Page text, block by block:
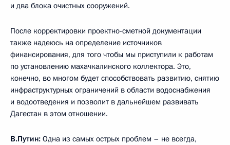
и два блока очистных сооружений.
После корректировки проектно-сметной документации
также надеюсь на определение источников
финансирования, для того чтобы мы приступили к работам
по установлению махачкалинского коллектора. Это,
конечно, во многом будет способствовать развитию, снятию
инфраструктурных ограничений в области водоснабжения
и водоотведения и позволит в дальнейшем развивать
Дагестан в этом отношении.
В.Путин: Одна из самых острых проблем – не всегда,